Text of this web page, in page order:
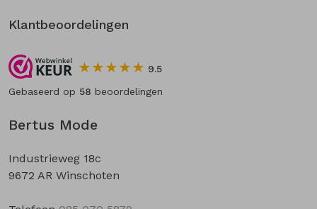
Bertus Mode
Industrieweg 18c
9672 AR Winschoten
Klantbeoordelingen
9.5
Gebaseerd op 58 beoordelingen